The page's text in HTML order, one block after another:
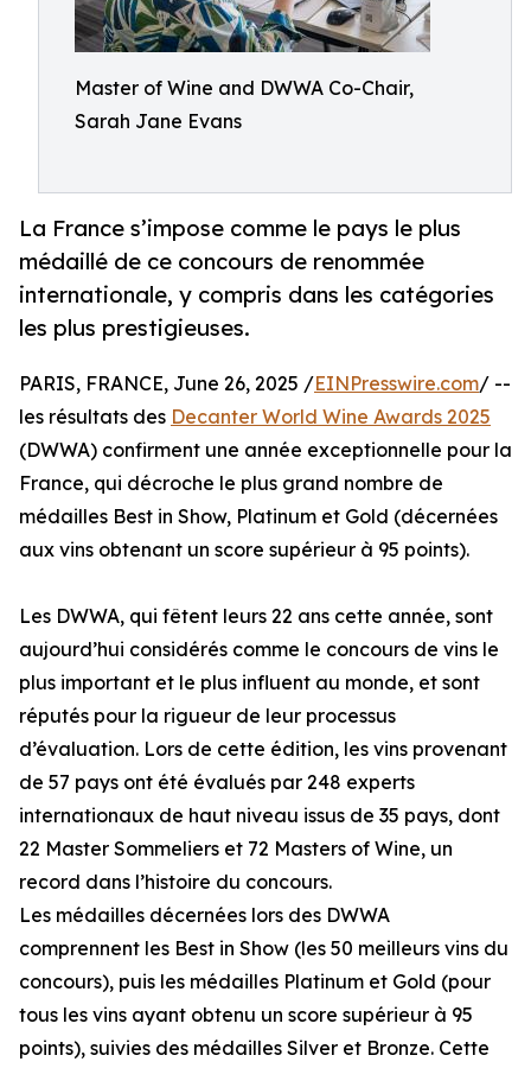
Master of Wine and DWWA Co-Chair,
Sarah Jane Evans
La France s’impose comme le pays le plus
médaillé de ce concours de renommée
internationale, y compris dans les catégories
les plus prestigieuses.
PARIS, FRANCE, June 26, 2025 /EINPresswire.com/ --
les résultats des Decanter World Wine Awards 2025
(DWWA) confirment une année exceptionnelle pour la
France, qui décroche le plus grand nombre de
médailles Best in Show, Platinum et Gold (décernées
aux vins obtenant un score supérieur à 95 points).
Les DWWA, qui fêtent leurs 22 ans cette année, sont
aujourd’hui considérés comme le concours de vins le
plus important et le plus influent au monde, et sont
réputés pour la rigueur de leur processus
d’évaluation. Lors de cette édition, les vins provenant
de 57 pays ont été évalués par 248 experts
internationaux de haut niveau issus de 35 pays, dont
22 Master Sommeliers et 72 Masters of Wine, un
record dans l’histoire du concours.
Les médailles décernées lors des DWWA
comprennent les Best in Show (les 50 meilleurs vins du
concours), puis les médailles Platinum et Gold (pour
tous les vins ayant obtenu un score supérieur à 95
points), suivies des médailles Silver et Bronze. Cette